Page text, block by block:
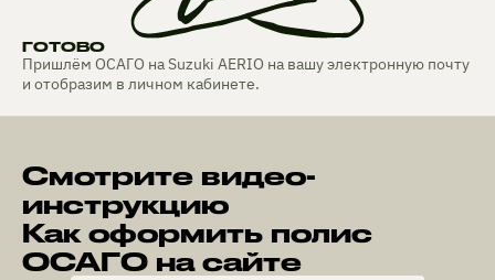
ГОТОВО
Пришлём ОСАГО на Suzuki AERIO на вашу электронную почту
и отобразим в личном кабинете.
Смотрите видео-
инструкцию
Как оформить полис
ОСАГО на сайте